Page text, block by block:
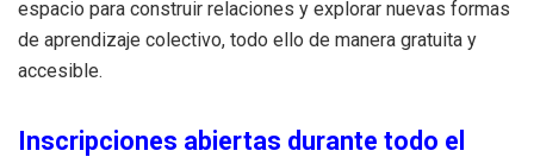
espacio para construir relaciones y explorar nuevas formas
de aprendizaje colectivo, todo ello de manera gratuita y
accesible.
Inscripciones abiertas durante todo el